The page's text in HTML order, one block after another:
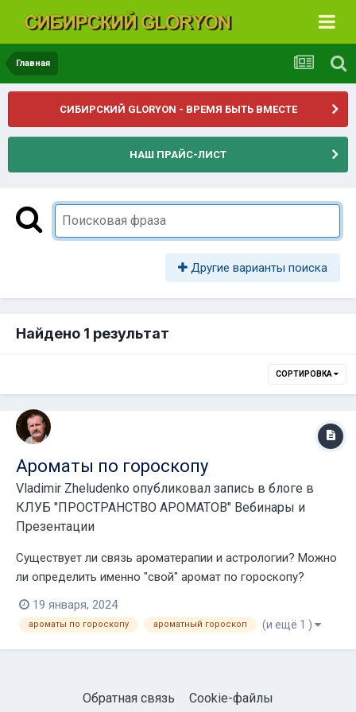
Главная
СИБИРСКИЙ GLORYON - ВРЕМЯ БЫТЬ ВМЕСТЕ
НАШ ПРАЙС-ЛИСТ
Другие варианты поиска
Найдено 1 результат
СОРТИРОВКА
Ароматы по гороскопу
Vladimir Zheludenko опубликовал запись в блоге в
КЛУБ "ПРОСТРАНСТВО АРОМАТОВ" Вебинары и
Презентации
Существует ли связь ароматерапии и астрологии? Можно
ли определить именно "свой" аромат по гороскопу?
Современные астрологи утверждают, что обладают
сокровенными знаниями по части, касающейся перечня
эфирных масел, подходящих каждому из знаков Зодиака.
Проведенные ароматерапевтами тесты во многом по...
19 января, 2024
ароматы по гороскопу ароматный гороскоп (и ещё 1 )
Обратная связь Cookie-файлы